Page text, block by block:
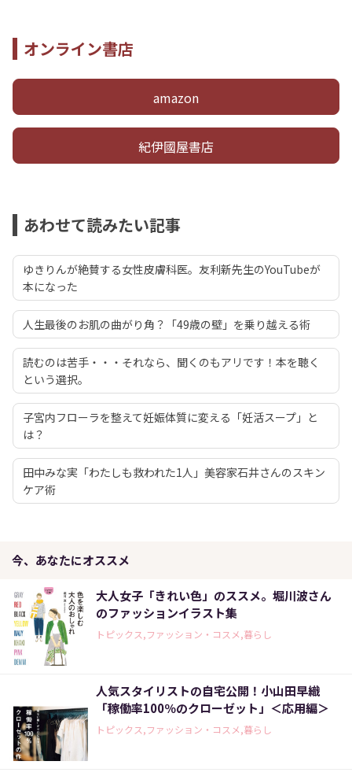
オンライン書店
amazon
紀伊國屋書店
あわせて読みたい記事
ゆきりんが絶賛する女性皮膚科医。友利新先生のYouTubeが
本になった
人生最後のお肌の曲がり角？「49歳の壁」を乗り越える術
読むのは苦手・・・それなら、聞くのもアリです！本を聴く
という選択。
子宮内フローラを整えて妊娠体質に変える「妊活スープ」と
は？
田中みな実「わたしも救われた1人」美容家石井さんのスキン
ケア術
今、あなたにオススメ
大人女子「きれい色」のススメ。堀川波さん
のファッションイラスト集
トピックス,ファッション・コスメ,暮らし
人気スタイリストの自宅公開！小山田早織
「稼働率100％のクローゼット」＜応用編＞
トピックス,ファッション・コスメ,暮らし